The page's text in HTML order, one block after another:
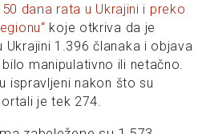
dana rata u Ukrajini i preko
koje otkriva da je
1.396 članaka i objava
manipulativno ili netačno.
ispravljeni nakon što su
je tek 274.